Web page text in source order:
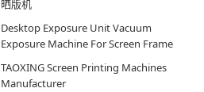
晒版机
Desktop Exposure Unit Vacuum
Exposure Machine For Screen Frame
TAOXING Screen Printing Machines
Manufacturer